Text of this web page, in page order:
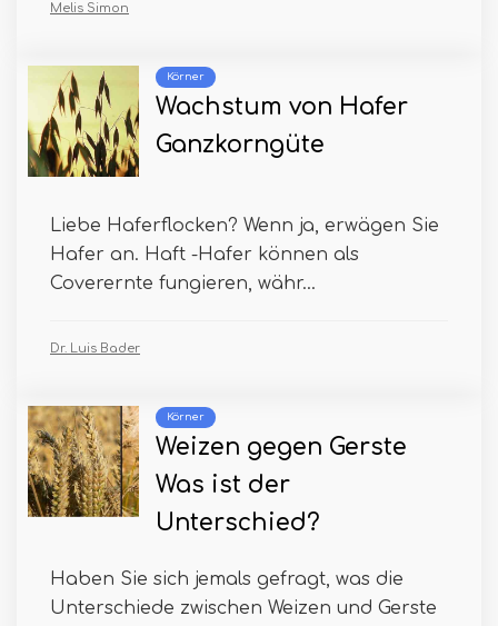
Melis Simon
Körner
Wachstum von Hafer
Ganzkorngüte
Liebe Haferflocken? Wenn ja, erwägen Sie
Hafer an. Haft -Hafer können als
Coverernte fungieren, währ...
Dr. Luis Bader
Körner
Weizen gegen Gerste
Was ist der
Unterschied?
Haben Sie sich jemals gefragt, was die
Unterschiede zwischen Weizen und Gerste